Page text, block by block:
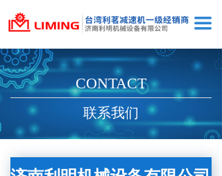
끀
CONTACT
联系我们